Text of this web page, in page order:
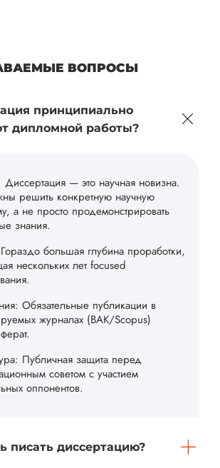
ВОПРОСЫ
принципиально
дипломной работы?
Диссертация — это научная новизна.
решить конкретную научную
а не просто продемонстрировать
знания.
большая глубина проработки,
нескольких лет focused
Обязательные публикации в
журналах (ВАК/Scopus)
Публичная защита перед
советом с участием
оппонентов.
писать диссертацию?